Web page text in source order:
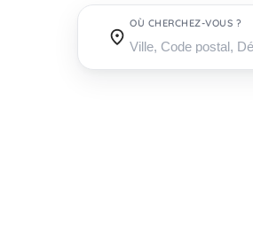
OÙ CHERCHEZ-VOUS ?
Où cherchez-vous ?